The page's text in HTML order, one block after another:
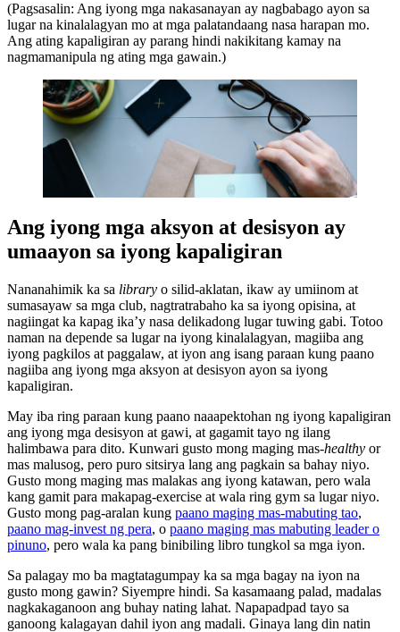
(Pagsasalin: Ang iyong mga nakasanayan ay nagbabago ayon sa
lugar na kinalalagyan mo at mga palatandaang nasa harapan mo.
Ang ating kapaligiran ay parang hindi nakikitang kamay na
nagmamanipula ng ating mga gawain.)
Ang iyong mga aksyon at desisyon ay
umaayon sa iyong kapaligiran
Nananahimik ka sa library o silid-aklatan, ikaw ay umiinom at
sumasayaw sa mga club, nagtratrabaho ka sa iyong opisina, at
nagiingat ka kapag ika’y nasa delikadong lugar tuwing gabi. Totoo
naman na depende sa lugar na iyong kinalalagyan, magiiba ang
iyong pagkilos at paggalaw, at iyon ang isang paraan kung paano
nagiiba ang iyong mga aksyon at desisyon ayon sa iyong
kapaligiran.
May iba ring paraan kung paano naaapektohan ng iyong kapaligiran
ang iyong mga desisyon at gawi, at gagamit tayo ng ilang
halimbawa para dito. Kunwari gusto mong maging mas-healthy or
mas malusog, pero puro sitsirya lang ang pagkain sa bahay niyo.
Gusto mong maging mas malakas ang iyong katawan, pero wala
kang gamit para makapag-exercise at wala ring gym sa lugar niyo.
Gusto mong pag-aralan kung paano maging mas-mabuting tao,
paano mag-invest ng pera, o paano maging mas mabuting leader o
pinuno, pero wala ka pang binibiling libro tungkol sa mga iyon.
Sa palagay mo ba magtatagumpay ka sa mga bagay na iyon na
gusto mong gawin? Siyempre hindi. Sa kasamaang palad, madalas
nagkakaganoon ang buhay nating lahat. Napapadpad tayo sa
ganoong kalagayan dahil iyon ang madali. Ginaya lang din natin